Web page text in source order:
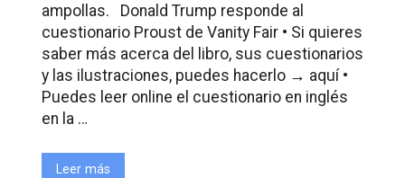
ampollas. Donald Trump responde al
cuestionario Proust de Vanity Fair • Si quieres
saber más acerca del libro, sus cuestionarios
y las ilustraciones, puedes hacerlo → aquí •
Puedes leer online el cuestionario en inglés
en la …
Leer más